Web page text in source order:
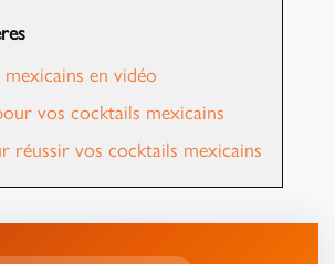
en vidéo
vos cocktails mexicains
réussir vos cocktails mexicains